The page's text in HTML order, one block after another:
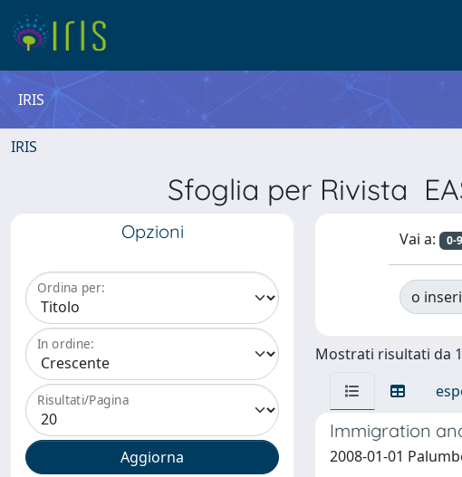
IRIS
IRIS
Sfoglia per Rivista
Opzioni
Ordina per:
In ordine:
Risultati/Pagina
Vai a: 0-9
o
Mostrati risultati da
Immigration
2008-01-01